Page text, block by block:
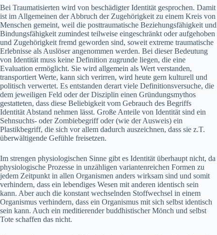
Bei Traumatisierten wird von beschädigter Identität gesprochen. Damit
ist im Allgemeinen der Abbruch der Zugehörigkeit zu einem Kreis von
Menschen gemeint, weil die posttraumatische Beziehungsfähigkeit und
Bindungsfähigkeit zumindest teilweise eingeschränkt oder aufgehoben
und Zugehörigkeit fremd geworden sind, soweit extreme traumatische
Erlebnisse als Auslöser angenommen werden. Bei dieser Bedeutung
von Identität muss keine Definition zugrunde liegen, die eine
Evaluation ermöglicht. Sie wird allgemein als Wert verstanden,
transportiert Werte, kann sich verirren, wird heute gern kulturell und
politisch verwertet. Es entstanden derart viele Definitionsversuche, die
dem jeweiligen Feld oder der Disziplin einen Gründungsmythos
gestatteten, dass diese Beliebigkeit vom Gebrauch des Begriffs
Identität Abstand nehmen lässt. Große Anteile von Identität sind ein
Sehnsuchts- oder Zombiebegriff oder (wie der Ausweis) ein
Plastikbegriff, die sich vor allem dadurch auszeichnen, dass sie z.T.
überwältigende Gefühle freisetzen.
Im strengen physiologischen Sinne gibt es Identität überhaupt nicht, da
physiologische Prozesse in unzähligen variantenreichen Formen zu
jedem Zeitpunkt in allen Organismen anders wirksam sind und somit
verhindern, dass ein lebendiges Wesen mit anderen identisch sein
kann. Aber auch die konstant wechselnden Stoffwechsel in einem
Organismus verhindern, dass ein Organismus mit sich selbst identisch
sein kann. Auch ein meditierender buddhistischer Mönch und selbst
Tote schaffen das nicht.